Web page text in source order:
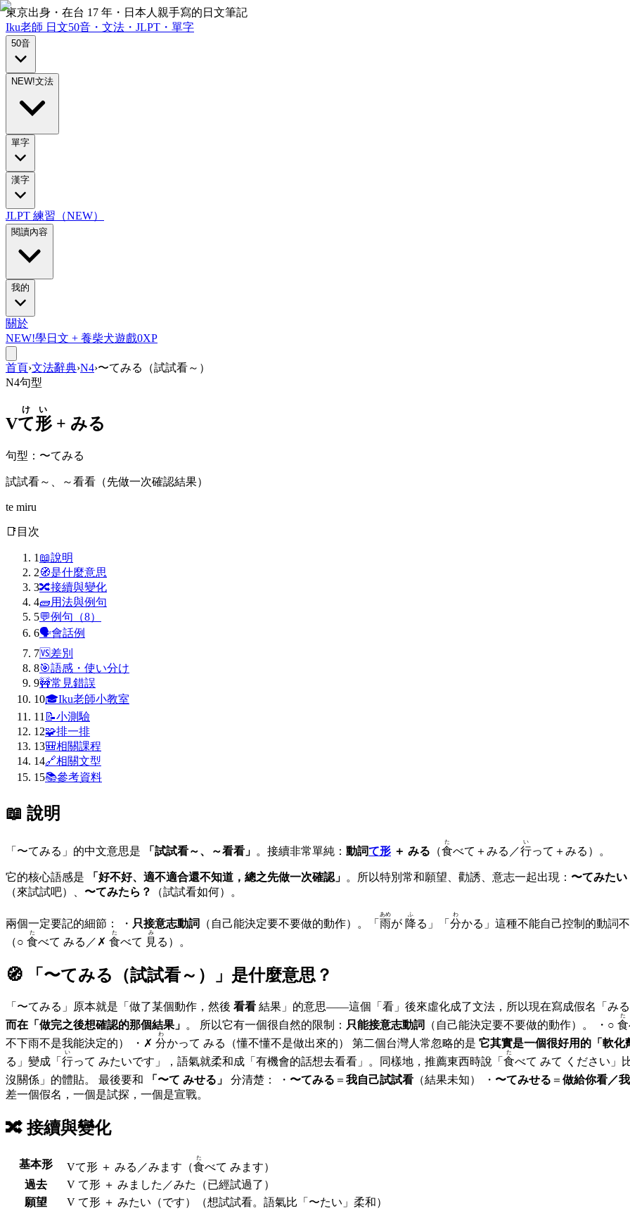
東京出身・在台 17 年・日本人親手寫的日文筆記
Iku老師 日文50音・文法・JLPT・單字
50音
NEW!文法
單字
漢字
JLPT 練習（NEW）
閱讀內容
我的
關於
NEW!學日文 + 養柴犬遊戲0XP
首頁›文法辭典›N4›〜てみる（試試看～）
N4句型
Vて形
けい
+ みる
句型 ： 〜てみる
試試看～、～看看（先做一次確認結果）
te miru
📑 目次
1 📖說明
2🧭是什麼意思
3🔀接續與變化
4🧱用法與例句
5💬例句（8）
6🗣會話例
7🆚差別
8🎯語感・使い分け
9🚧常見錯誤
10🎓Iku老師小教室
11 📝小測驗
12🧩排一排
13🎒相關課程
14🔗相關文型
15📚參考資料
📖 說明
「〜てみる」的中文意思是 「試試看～、～看看」 。接續非常單純： 動詞て形 ＋ みる （食
た
べて＋みる／行
い
って＋みる）。
它的核心語感是 「好不好、適不適合還不知道，總之先做一次確認」 。所以特別常和願望、勸誘、意志一起出現： 〜てみたい
（來試試吧）、 〜てみたら？ （試試看如何）。
兩個一定要記的細節： ・ 只接意志動詞 （自己能決定要不要做的動作）。「 雨
あめ
が 降
ふ
る」「 分
わ
かる」這種不能自己控制的動詞
（○ 食
た
べて みる／✗ 食
た
べて 見
み
る）。
🧭 「 〜てみる（試試看～） 」是什麼意思？
「〜てみる」原本就是「做了某個動作，然後 看看 結果」的意思——這個「看」後來虛化成了文法，所以現在寫成假名「み
而在「做完之後想確認的那個結果」
。 所以它有一個很自然的限制： 只能接意志動詞 （自己能決定要不要做的動作）。 ・○ 食
た
不下雨不是我能決定的） ・✗ 分
わ
かって みる（懂不懂不是做出來的） 第二個台灣人常忽略的是 它其實是一個很好用的「軟化
る」變成「 行
い
って みたいです」，語氣就柔和成「有機會的話想去看看」。同樣地，推薦東西時說「 食
た
べて みて ください」
沒關係」的體貼。 最後要和
「〜て みせる」 分清楚： ・ 〜てみる ＝ 我自己試試看 （結果未知） ・ 〜てみせる ＝ 做給你看／
差一個假名，一個是試探，一個是宣戰。
🔀接續與變化
基本形 Vて形 ＋ みる／みます （食
た
べて みます）
過去
V て形 ＋ みました／みた
（已經試過了）
願望
V て形 ＋ みたい（です）
（想試試看。語氣比「〜たい」柔和）